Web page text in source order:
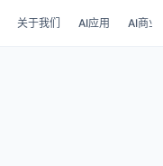
关于我们 AI应用 AI商业